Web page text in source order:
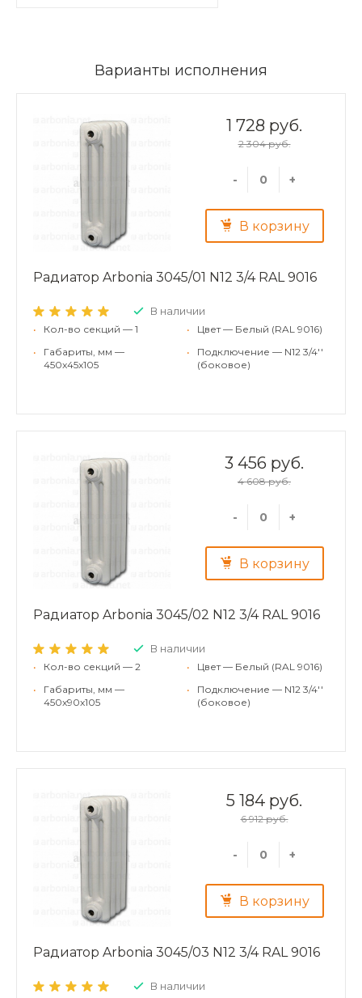
Варианты исполнения
1 728 руб.
2 304 руб.
- +
В корзину
Радиатор Arbonia 3045/01 N12 3/4 RAL 9016
В наличии
•
Кол-во секций — 1
•
Габариты, мм —
450x45x105
•
Цвет — Белый (RAL 9016)
•
Подключение — N12 3/4''
(боковое)
3 456 руб.
4 608 руб.
- +
В корзину
Радиатор Arbonia 3045/02 N12 3/4 RAL 9016
В наличии
•
Кол-во секций — 2
•
Габариты, мм —
450x90x105
•
Цвет — Белый (RAL 9016)
•
Подключение — N12 3/4''
(боковое)
5 184 руб.
6 912 руб.
- +
В корзину
Радиатор Arbonia 3045/03 N12 3/4 RAL 9016
В наличии